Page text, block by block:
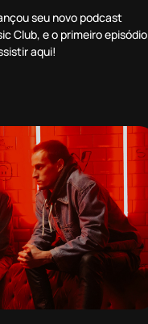
seu novo podcast
Club, e o primeiro episódio
aqui!